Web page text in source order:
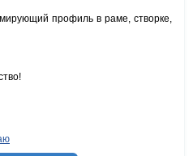
профиль в раме, створке,